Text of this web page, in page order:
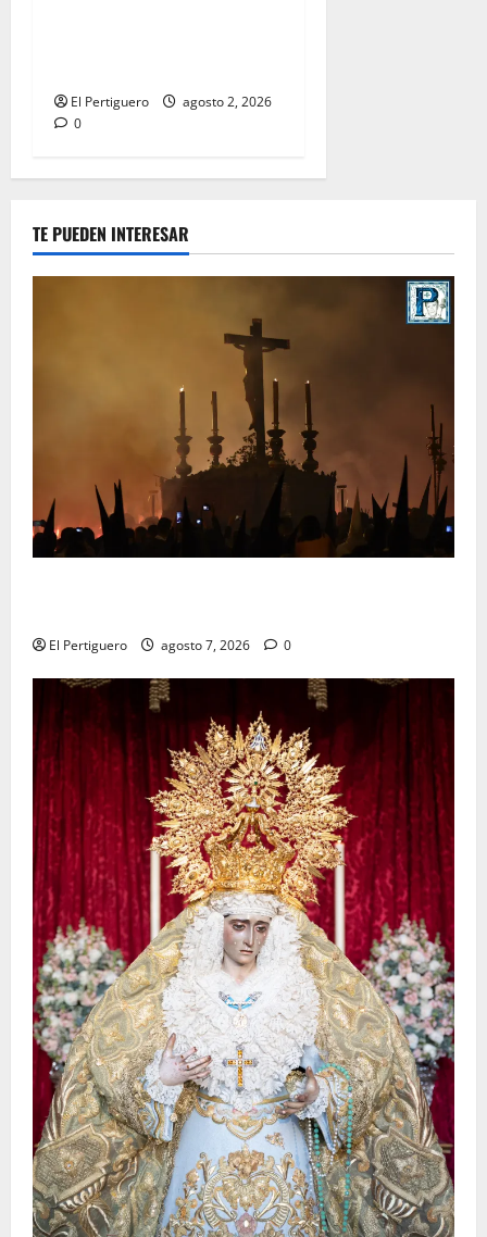
El Pertiguero
agosto 2, 2026
0
TE PUEDEN INTERESAR
El Pertiguero agosto 7, 2026 0